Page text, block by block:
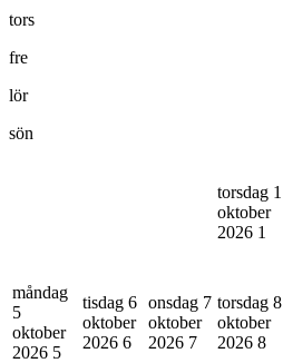
tors
fre
lör
sön
torsdag 1
oktober
2026 1
måndag
5
oktober
2026 5
tisdag 6
oktober
2026 6
onsdag 7
oktober
2026 7
torsdag 8
oktober
2026 8